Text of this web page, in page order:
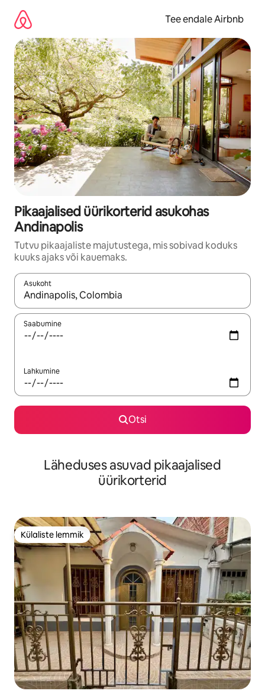
juurde
Tee endale Airbnb
Pikaajalised üürikorterid asukohas
Andinapolis
Tutvu pikaajaliste majutustega, mis sobivad koduks
kuuks ajaks või kauemaks.
Asukoht
Kui tulemused on kuvatud, liigu ekraanil nooleklahvidega või
Saabumine
Lahkumine
Otsi
Läheduses asuvad pikaajalised
üürikorterid
Külaliste lemmik
Külaliste lemmik